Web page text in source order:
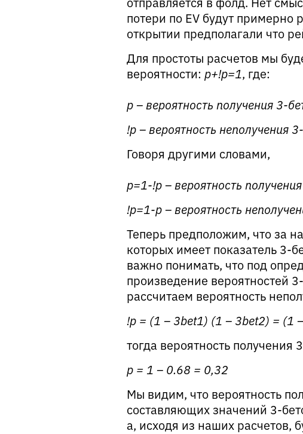
потери по EV будут
открытии предполагали что
Для простоты расчетов мы
вероятности: p+!p=1, где:
p – вероятность получения 3-
!p – вероятность неполучения
Говоря другими словами,
p=1-!p – вероятность
!p=1-p – вероятность
Теперь предположим, что за
которых имеет показатель 3-
важно понимать, что под
произведение вероятностей
рассчитаем вероятность
!p = (1 – 3bet1) (1 – 3bet2) = (1
тогда вероятность получения
p = 1 – 0.68 = 0,32
Мы видим, что вероятность
составляющих значений 3-
а, исходя из наших расчетов,